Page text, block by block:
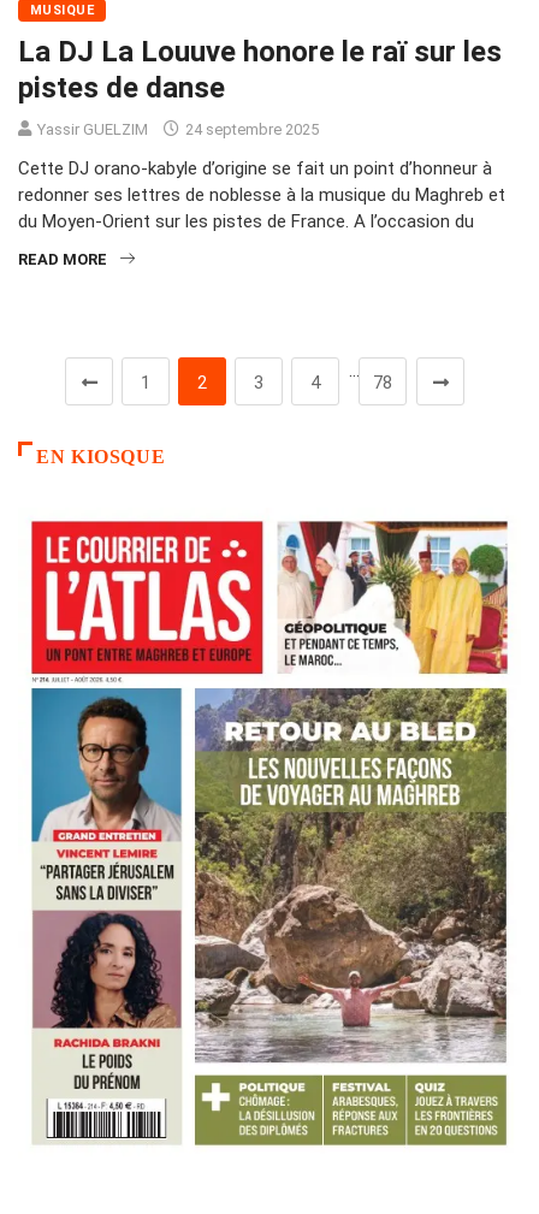
MUSIQUE
La DJ La Louuve honore le raï sur les
pistes de danse
Yassir GUELZIM 24 septembre 2025
Cette DJ orano-kabyle d’origine se fait un point d’honneur à
redonner ses lettres de noblesse à la musique du Maghreb et
du Moyen-Orient sur les pistes de France. A l’occasion du
READ MORE
1 2 3 4
…
78
EN KIOSQUE